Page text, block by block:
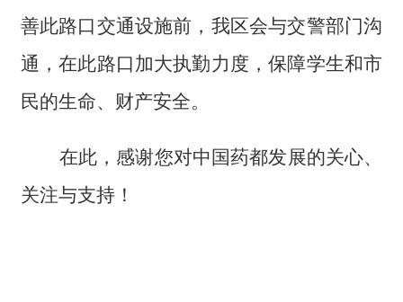
善此路口交通设施前，我区会与交警部门沟
通，在此路口加大执勤力度，保障学生和市
民的生命、财产安全。
在此，感谢您对中国药都发展的关心、
关注与支持！